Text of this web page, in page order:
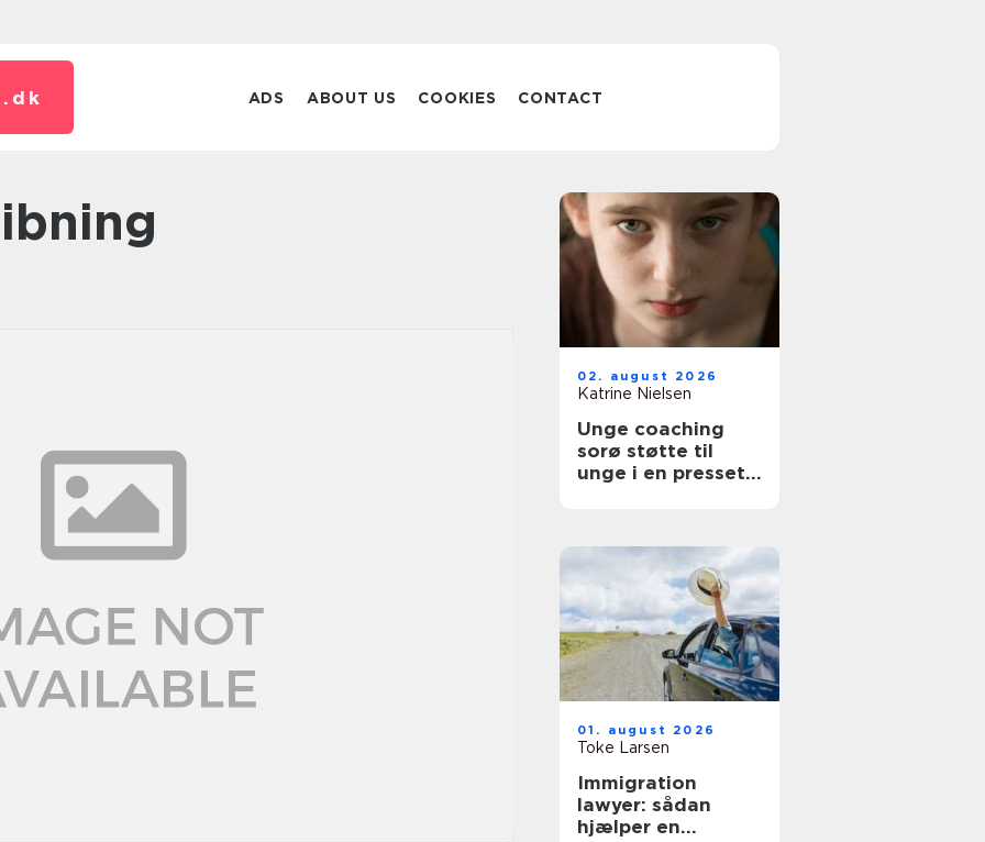
dk ADS ABOUT US COOKIES CONTACT
02. august 2026
Katrine Nielsen
Unge coaching
sorø støtte til
unge i en presset
01. august 2026
Toke Larsen
Immigration
lawyer: sådan
hjælper en